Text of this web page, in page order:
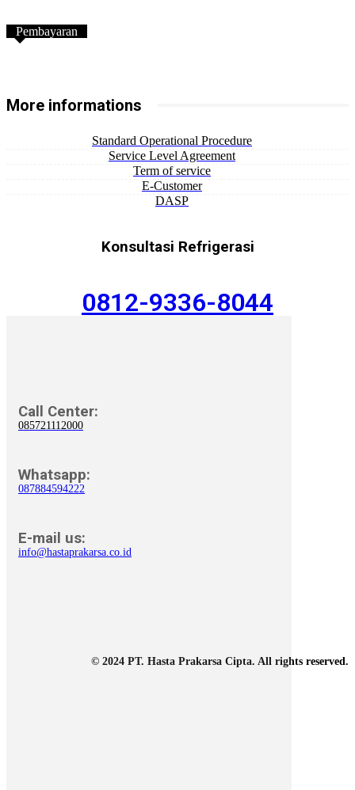
Pembayaran
More informations
Standard Operational Procedure
Service Level Agreement
Term of service
E-Customer
DASP
Konsultasi Refrigerasi
0812-9336-8044
Call Center:
085721112000
Whatsapp:
087884594222
E-mail us:
info@hastaprakarsa.co.id
© 2024 PT. Hasta Prakarsa Cipta. All rights reserved.